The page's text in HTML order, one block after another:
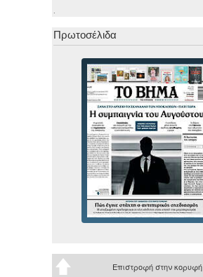
.
Πρωτοσέλιδα
Επιστροφή στην κορυφή